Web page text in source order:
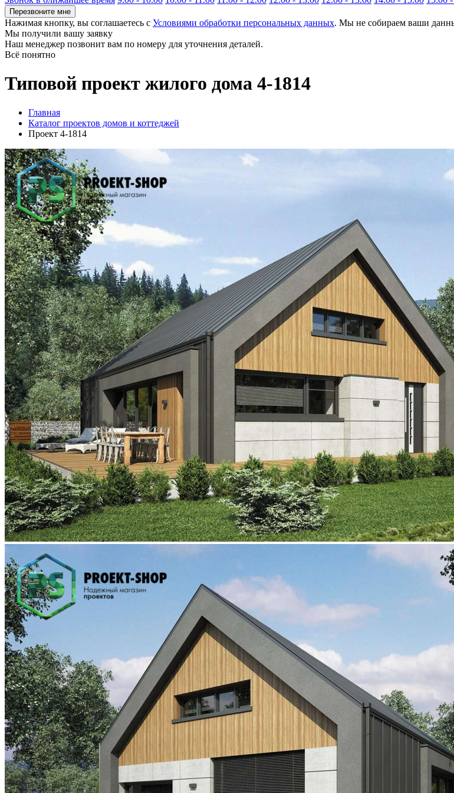
Перезвоните мне
Нажимая кнопку, вы соглашаетесь с Условиями обработки персональных данных. Мы не собираем ваши
Мы получили вашу заявку
Наш менеджер позвонит вам по номеру для уточнения деталей.
Всё понятно
Типовой проект жилого дома 4-1814
Главная
Каталог проектов домов и коттеджей
Проект 4-1814